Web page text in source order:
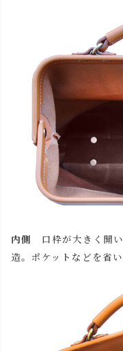
内側 口枠が大きく開
造。ポケットなどを省